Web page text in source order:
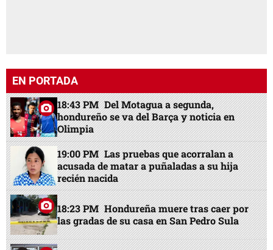
EN PORTADA
18:43 PM Del Motagua a segunda,
hondureño se va del Barça y noticia en
Olimpia
19:00 PM Las pruebas que acorralan a
acusada de matar a puñaladas a su hija
recién nacida
18:23 PM Hondureña muere tras caer por
las gradas de su casa en San Pedro Sula